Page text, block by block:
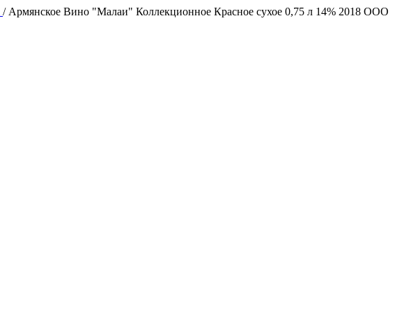
/ Армянское Вино "Малаи" Коллекционное Красное сухое 0,75 л 14% 2018 ООО